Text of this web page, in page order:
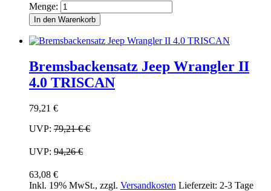
Menge:
In den Warenkorb
Bremsbackensatz Jeep Wrangler II
4.0 TRISCAN
79,21 €
UVP: 79,21 €€
UVP: 94,26 €
63,08 €
Inkl. 19% MwSt., zzgl. Versandkosten Lieferzeit: 2-3 Tage